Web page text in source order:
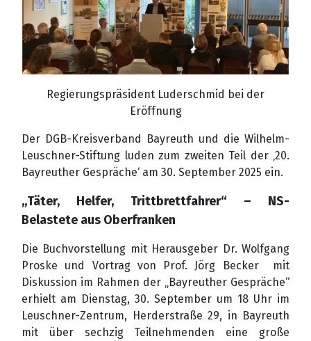
Regierungspräsident Luderschmid bei der
Eröffnung
Der DGB-Kreisverband Bayreuth und die Wilhelm-
Leuschner-Stiftung luden zum zweiten Teil der ‚20.
Bayreuther Gespräche‘ am 30. September 2025 ein.
„Täter, Helfer, Trittbrettfahrer“ – NS-
Belastete aus Oberfranken
Die Buchvorstellung mit Herausgeber Dr. Wolfgang
Proske und Vortrag von Prof. Jörg Becker mit
Diskussion im Rahmen der „Bayreuther Gespräche“
erhielt am Dienstag, 30. September um 18 Uhr im
Leuschner-Zentrum, Herderstraße 29, in Bayreuth
mit über sechzig Teilnehmenden eine große